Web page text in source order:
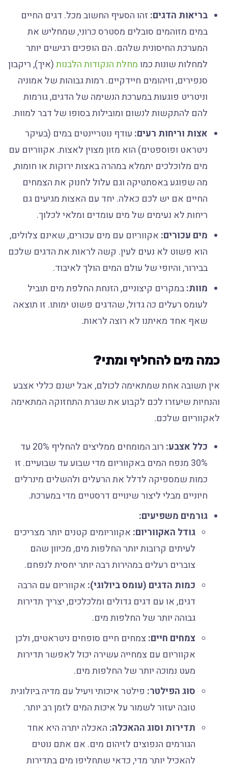
בריאות הדגים:זהו הסעיף החשוב מכל. דגים החיים
במים מזוהמים סובלים מסטרס כרוני, שמחליש את
המערכת החיסונית שלהם. הם הופכים רגישים יותר
למחלות שונות כמומחלת הנקודות הלבנות(איך), ריקבון
סנפירים, וזיהומים חיידקיים. רמות גבוהות של אמוניה
וניטריט פוגעות במערכת הנשימה של הדגים, גורמות
להם להתקשות לנשום ומובילות בסופו של דבר למוות.
אצות וריחות רעים:עודף נוטריינטים במים (בעיקר
ניטראט ופוספטים) הוא מזון מצוין לאצות. אקווריום עם
מים מלוכלכים יתמלא במהרה באצות ירוקות או חומות,
מה שפוגע באסתטיקה וגם עלול לחנוק את הצמחים
החיים אם יש לכם כאלה. יחד עם האצות מגיעים גם
ריחות לא נעימים של מים עומדים ומלאי לכלוך.
מים עכורים:אקווריום עם מים עכורים, שאינם צלולים,
הוא פשוט לא נעים לעין. קשה לראות את הדגים שלכם
בבירור, והיופי של עולם המים הולך לאיבוד.
מוות:במקרים קיצוניים, הזנחת החלפת מים תוביל
לעומס רעלים כה גדול, שהדגים פשוט ימותו. זו תוצאה
שאף אחד מאיתנו לא רוצה לראות.
כמה מים להחליף ומתי?
אין תשובה אחת שמתאימה לכולם, אבל ישנם כללי אצבע
והנחיות שיעזרו לכם לקבוע את שגרת התחזוקה המתאימה
לאקווריום שלכם.
כלל אצבע:
רוב המומחים ממליצים להחליף 20% עד
30% מנפח המים באקווריום מדי שבוע עד שבועיים. זו
כמות שמספיקה לדלל את הרעלים ולהשלים מינרלים
חיוניים מבלי ליצור שינויים דרסטיים מדי במערכת.
גורמים משפיעים:
גודל האקווריום:אקווריומים קטנים יותר מצריכים
לעיתים קרובות יותר החלפות מים, מכיוון שהם
צוברים רעלים במהירות רבה יותר יחסית לנפחם.
כמות הדגים (עומס ביולוגי):אקווריום עם הרבה
דגים, או עם דגים גדולים ומלכלכים, יצריך תדירות
גבוהה יותר של החלפות מים.
צמחים חיים:צמחים חיים סופחים ניטראטים, ולכן
אקווריום עם צמחייה עשירה יכול לאפשר תדירות
מעט נמוכה יותר של החלפות מים.
סוג הפילטר:פילטר איכותי ויעיל עם מדיה ביולוגית
טובה יעזור לשמור על איכות המים לזמן רב יותר.
תדירות וסוג ההאכלה:האכלה יתרה היא אחד
הגורמים הנפוצים לזיהום מים. אם אתם נוטים
להאכיל יותר מדי, כדאי שתחליפו מים בתדירות